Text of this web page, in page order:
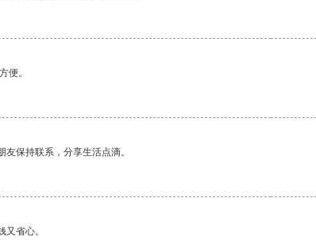
便。
保持联系，分享生活点滴。
省心。